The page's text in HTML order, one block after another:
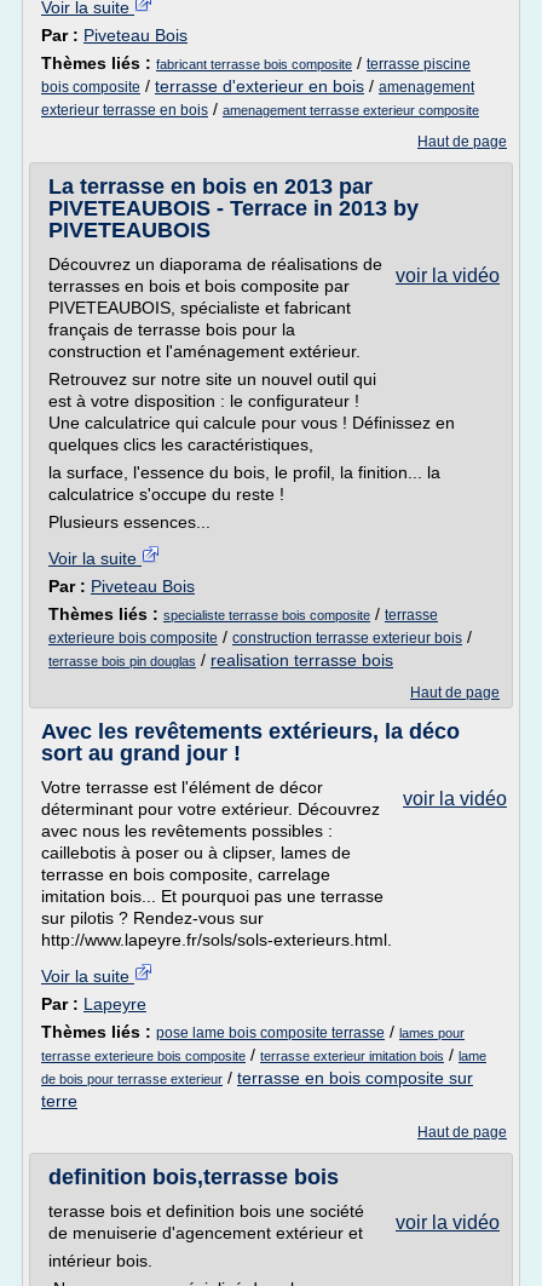
Voir la suite
Par : Piveteau Bois
Thèmes liés : fabricant terrasse bois composite / terrasse piscine
bois composite / terrasse d'exterieur en bois / amenagement
exterieur terrasse en bois / amenagement terrasse exterieur composite
Haut de page
La terrasse en bois en 2013 par
PIVETEAUBOIS - Terrace in 2013 by
PIVETEAUBOIS
voir la vidéo
Découvrez un diaporama de réalisations de
terrasses en bois et bois composite par
PIVETEAUBOIS, spécialiste et fabricant
français de terrasse bois pour la
construction et l'aménagement extérieur.
Retrouvez sur notre site un nouvel outil qui
est à votre disposition : le configurateur !
Une calculatrice qui calcule pour vous ! Définissez en
quelques clics les caractéristiques,
la surface, l'essence du bois, le profil, la finition... la
calculatrice s'occupe du reste !
Plusieurs essences...
Voir la suite
Par : Piveteau Bois
Thèmes liés : specialiste terrasse bois composite / terrasse
exterieure bois composite / construction terrasse exterieur bois /
terrasse bois pin douglas / realisation terrasse bois
Haut de page
Avec les revêtements extérieurs, la déco
sort au grand jour !
voir la vidéo
Votre terrasse est l'élément de décor
déterminant pour votre extérieur. Découvrez
avec nous les revêtements possibles :
caillebotis à poser ou à clipser, lames de
terrasse en bois composite, carrelage
imitation bois... Et pourquoi pas une terrasse
sur pilotis ? Rendez-vous sur
http://www.lapeyre.fr/sols/sols-exterieurs.html.
Voir la suite
Par : Lapeyre
Thèmes liés : pose lame bois composite terrasse / lames pour
terrasse exterieure bois composite / terrasse exterieur imitation bois / lame
de bois pour terrasse exterieur / terrasse en bois composite sur
terre
Haut de page
definition bois,terrasse bois
voir la vidéo
terasse bois et definition bois une société
de menuiserie d'agencement extérieur et
intérieur bois.